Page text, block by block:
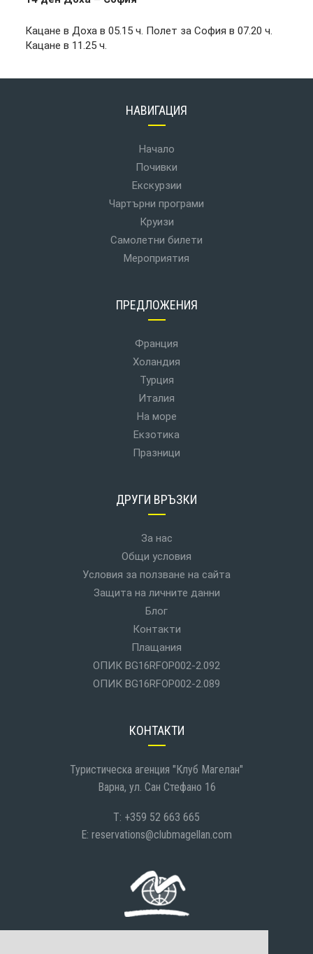
Кацане в Доха в 05.15 ч. Полет за София в 07.20 ч.
Кацане в 11.25 ч.
НАВИГАЦИЯ
Начало
Почивки
Екскурзии
Чартърни програми
Круизи
Самолетни билети
Мероприятия
ПРЕДЛОЖЕНИЯ
Франция
Холандия
Турция
Италия
На море
Екзотика
Празници
ДРУГИ ВРЪЗКИ
За нас
Общи условия
Условия за ползване на сайта
Защита на личните данни
Блог
Контакти
Плащания
ОПИК BG16RFOP002-2.092
ОПИК BG16RFOP002-2.089
КОНТАКТИ
Туристическа агенция "Клуб Магелан"
Варна, ул. Сан Стефано 16
T: +359 52 663 665
E: reservations@clubmagellan.com